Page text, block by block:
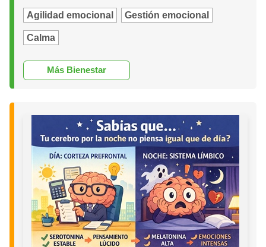
Agilidad emocional Gestión emocional
Calma
Más Bienestar